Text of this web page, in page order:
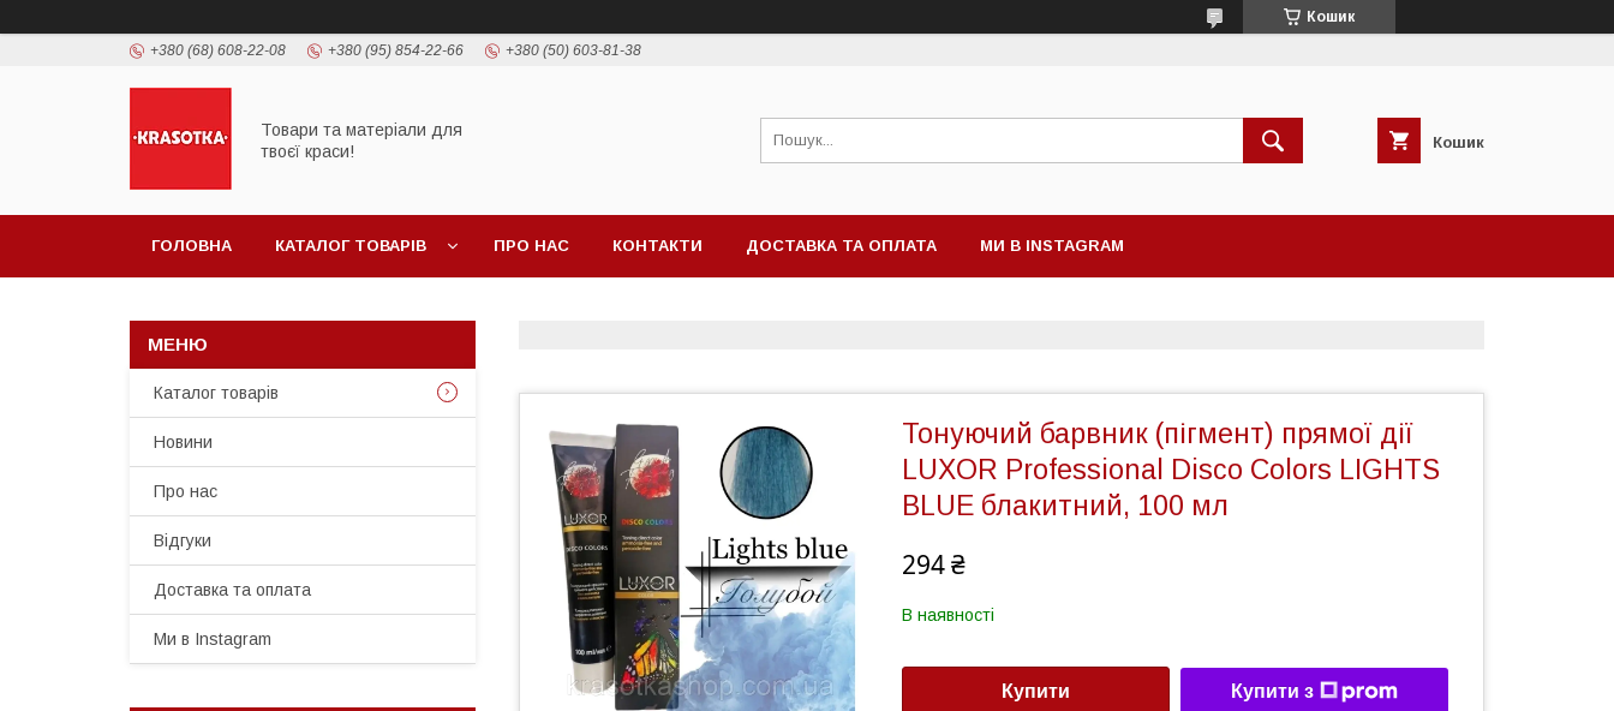
Кошик
+380 (68) 608-22-08 +380 (95) 854-22-66 +380 (50) 603-81-38
Товари та матеріали для
твоєї краси!
Кошик
ГОЛОВНА КАТАЛОГ ТОВАРIВ ПРО НАС КОНТАКТИ ДОСТАВКА ТА ОПЛАТА МИ В INSTAGRAM
Тонуючий барвник (пігмент) прямої дії
LUXOR Professional Disco Colors LIGHTS
BLUE блакитний, 100 мл
294 ₴
В наявності
Купити Купити з
Каталог товарiв
Новини
Про нас
Відгуки
Доставка та оплата
Ми в Instagram